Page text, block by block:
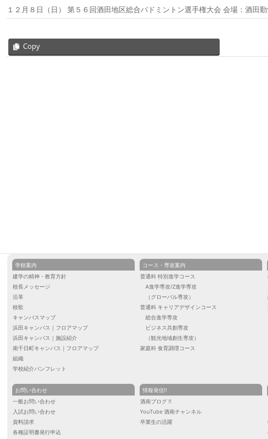
１２月８日（日） 第５６回酒田地区総合バドミントン選手権大会 会場：酒田
Copy
学校案内
建学の精神・教育方針
校長メッセージ
沿革
校歌
キャンパスマップ
浜田キャンパス｜フロアマップ
浜田キャンパス｜施設紹介
南千日町キャンパス｜フロアマップ
組織
学校紹介パンフレット
コース・専攻案内
普通科 特別進学コース
A進学専攻/Z進学専攻
（グローバル専攻）
普通科 キャリアデザインコース
総合進学専攻
ビジネス共創専攻
（観光地域創生専攻）
家庭科 食育調理コース
お問い合わせ
一般お問い合わせ
入試お問い合わせ
資料請求
各種証明書発行申込
情報発信!!
酒南ブログ !!
YouTube 酒南チャンネル
卒業生の活躍